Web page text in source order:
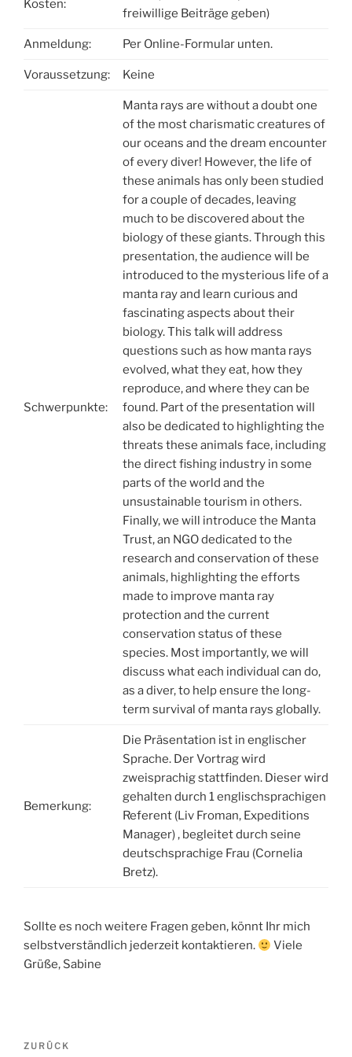
Kosten:
freiwillige Beiträge geben)
Anmeldung: Per Online-Formular unten.
Voraussetzung: Keine
Schwerpunkte:
Manta rays are without a doubt one
of the most charismatic creatures of
our oceans and the dream encounter
of every diver! However, the life of
these animals has only been studied
for a couple of decades, leaving
much to be discovered about the
biology of these giants. Through this
presentation, the audience will be
introduced to the mysterious life of a
manta ray and learn curious and
fascinating aspects about their
biology. This talk will address
questions such as how manta rays
evolved, what they eat, how they
reproduce, and where they can be
found. Part of the presentation will
also be dedicated to highlighting the
threats these animals face, including
the direct fishing industry in some
parts of the world and the
unsustainable tourism in others.
Finally, we will introduce the Manta
Trust, an NGO dedicated to the
research and conservation of these
animals, highlighting the efforts
made to improve manta ray
protection and the current
conservation status of these
species. Most importantly, we will
discuss what each individual can do,
as a diver, to help ensure the long-
term survival of manta rays globally.
Bemerkung:
Die Präsentation ist in englischer
Sprache. Der Vortrag wird
zweisprachig stattfinden. Dieser wird
gehalten durch 1 englischsprachigen
Referent (Liv Froman, Expeditions
Manager) , begleitet durch seine
deutschsprachige Frau (Cornelia
Bretz).
Sollte es noch weitere Fragen geben, könnt Ihr mich
selbstverständlich jederzeit kontaktieren.
Viele
Grüße, Sabine
Beitrags-
Vorheriger
ZURÜCK